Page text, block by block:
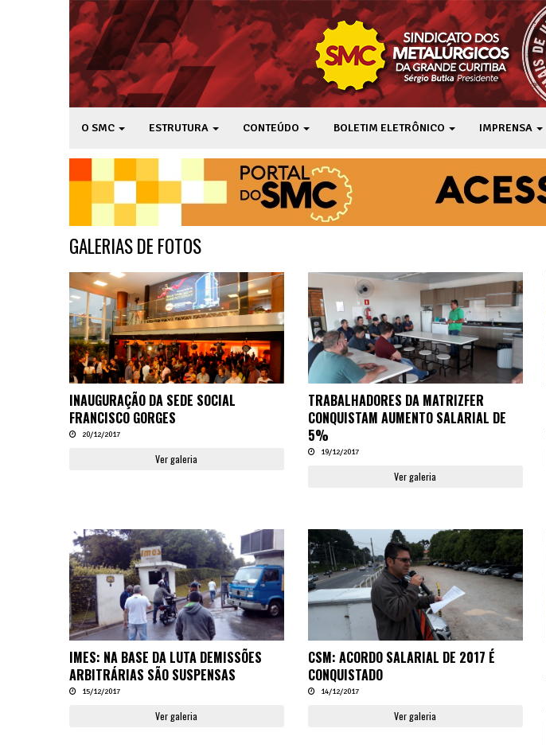
O SMC ESTRUTURA CONTEÚDO BOLETIM ELETRÔNICO IMPRENSA
GALERIAS DE FOTOS
INAUGURAÇÃO DA SEDE SOCIAL
FRANCISCO GORGES
20/12/2017
Ver galeria
TRABALHADORES DA MATRIZFER
CONQUISTAM AUMENTO SALARIAL DE
5%
19/12/2017
Ver galeria
IMES: NA BASE DA LUTA DEMISSÕES
ARBITRÁRIAS SÃO SUSPENSAS
15/12/2017
Ver galeria
CSM: ACORDO SALARIAL DE 2017 É
CONQUISTADO
14/12/2017
Ver galeria